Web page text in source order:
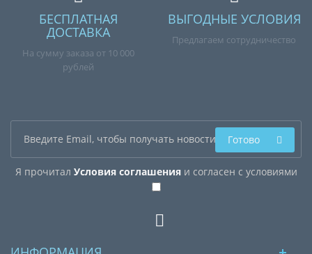
БЕСПЛАТНАЯ
ДОСТАВКА
На сумму заказа от 10 000
рублей
ВЫГОДНЫЕ УСЛОВИЯ
Предлагаем сотрудничество
Я прочитал Условия соглашенияи согласен с условиями
Готово